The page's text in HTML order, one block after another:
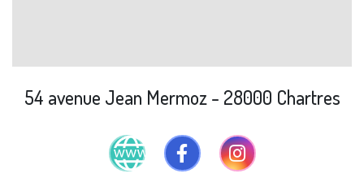
54 avenue Jean Mermoz - 28000 Chartres